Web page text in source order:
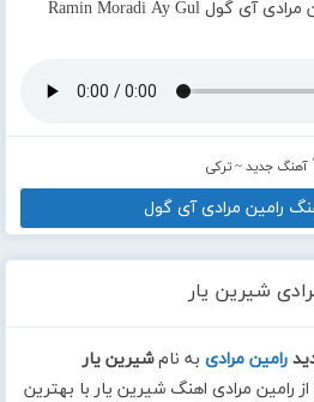
آهنگ جدید ~ ترکی
رامین مرادی آی گول
شیرین یار
رامین مرادی به نامشیرین یار
رامین مرادی اهنگ شیرین یار با بهترین